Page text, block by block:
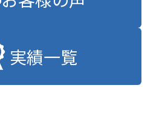
実績一覧